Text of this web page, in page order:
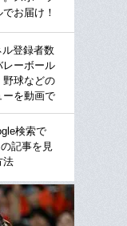
お届け！
ル登録者数
レーボール
野球などの
ーを動画で
検索で
記事を見
法